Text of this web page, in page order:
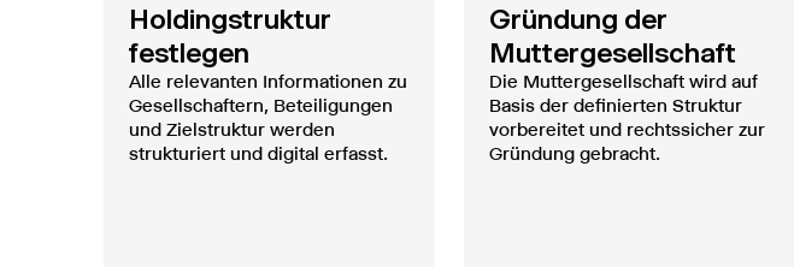
Holdingstruktur
festlegen
Alle relevanten Informationen zu
Gesellschaftern, Beteiligungen
und Zielstruktur werden
strukturiert und digital erfasst.
Gründung der
Muttergesellschaft
Die Muttergesellschaft wird auf
Basis der definierten Struktur
vorbereitet und rechtssicher zur
Gründung gebracht.